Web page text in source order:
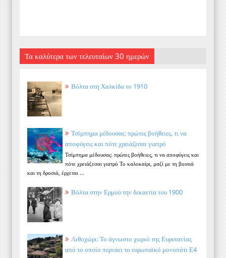
Τα καλύτερα των τελευταίων 30 ημερών
Βόλτα στη Χαλκίδα το 1910
Τσίμπημα μέδουσας: πρώτες βοήθειες, τι να
αποφύγεις και πότε χρειάζεσαι γιατρό
Τσίμπημα μέδουσας: πρώτες βοήθειες, τι να αποφύγεις και
πότε χρειάζεσαι γιατρό Το καλοκαίρι, μαζί με τη βουτιά
και τη δροσιά, έρχεται ...
Βόλτα στην Ερμού την δεκαετία του 1900
Λιθοχώρι: Το άγνωστο χωριό της Ευρυτανίας
από το οποίο περνάει το ευρωπαϊκό μονοπάτι Ε4